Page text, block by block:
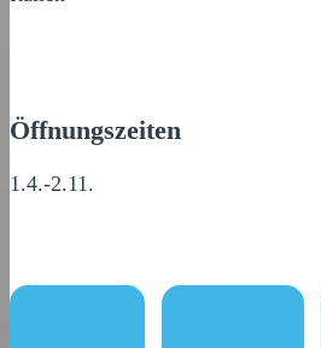
Öffnungszeiten
1.4.-2.11.